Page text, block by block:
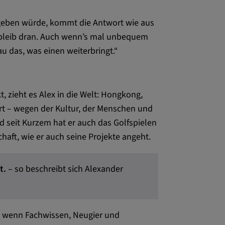
würde, kommt die Antwort wie aus
dran. Auch wenn’s mal unbequem
das, was einen weiterbringt.“
zieht es Alex in die Welt: Hongkong,
wegen der Kultur, der Menschen und
Kurzem hat er auch das Golfspielen
wie er auch seine Projekte angeht.
– so beschreibt sich Alexander
Fachwissen, Neugier und
gesetzt und
Medien"